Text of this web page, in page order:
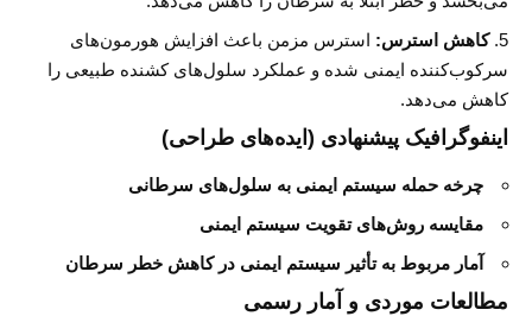
کاهش استرس: استرس مزمن باعث افزایش هورمون‌های
سرکوب‌کننده ایمنی شده و عملکرد سلول‌های کشنده طبیعی را
کاهش می‌دهد.
اینفوگرافیک پیشنهادی (ایده‌های طراحی)
چرخه حمله سیستم ایمنی به سلول‌های سرطانی
مقایسه روش‌های تقویت سیستم ایمنی
آمار مربوط به تأثیر سیستم ایمنی در کاهش خطر سرطان
مطالعات موردی و آمار رسمی